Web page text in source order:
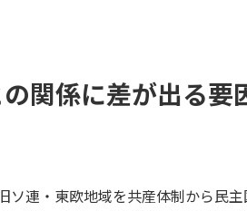
関係に差が出る要
ソ連・東欧地域を共産体制から民